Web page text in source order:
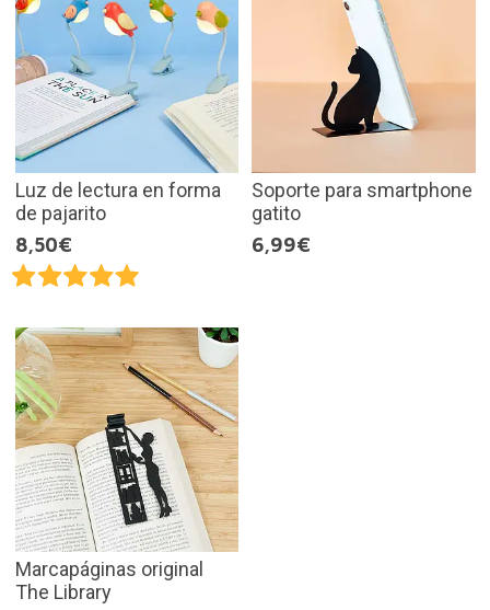
Luz de lectura en forma
de pajarito
8,50€
Soporte para smartphone
gatito
6,99€
Marcapáginas original
The Library